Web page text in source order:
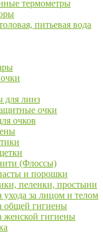
термометры
питьевая вода
для линз
очки
очков
(Флоссы)
и порошки
пеленки, простыни
ухода за лицом и телом
общей гигиены
женской гигиены